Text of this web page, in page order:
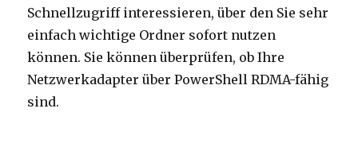
Schnellzugriff interessieren, über den Sie sehr
einfach wichtige Ordner sofort nutzen
können. Sie können überprüfen, ob Ihre
Netzwerkadapter über PowerShell RDMA-fähig
sind.